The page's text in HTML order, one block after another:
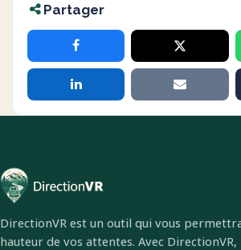
Partager
DirectionVR est un outil qui vous
hauteur de vos attentes. Avec